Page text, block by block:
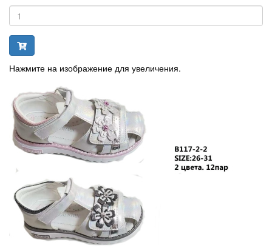
Нажмите на изображение для увеличения.